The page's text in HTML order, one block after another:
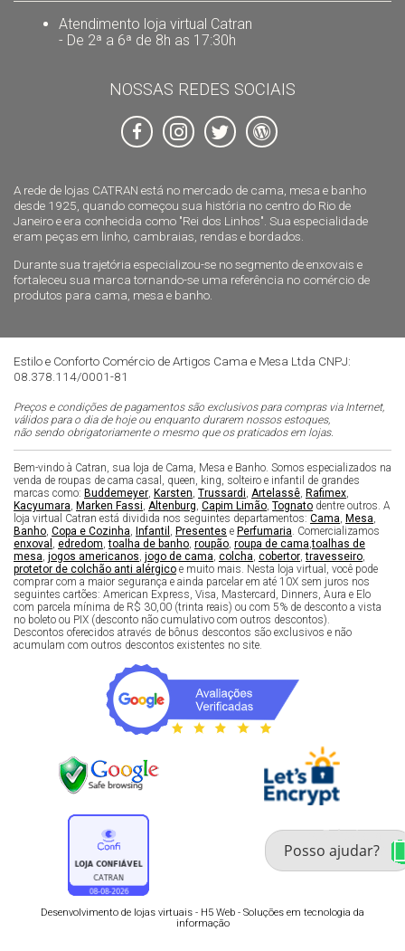
A rede de lojas CATRAN está no mercado de cama, mesa e banho
desde 1925, quando começou sua história no centro do Rio de
Janeiro e era conhecida como "Rei dos Linhos". Sua especialidade
eram peças em linho, cambraias, rendas e bordados.
Durante sua trajetória especializou-se no segmento de enxovais e
fortaleceu sua marca tornando-se uma referência no comércio de
produtos para cama, mesa e banho.
Atendimento loja virtual Catran
- De 2ª a 6ª de 8h as 17:30h
NOSSAS REDES SOCIAIS
Estilo e Conforto Comércio de Artigos Cama e Mesa Ltda CNPJ:
08.378.114/0001-81
Preços e condições de pagamentos são exclusivos para compras via Internet,
válidos para o dia de hoje ou enquanto durarem nossos estoques,
não sendo obrigatoriamente o mesmo que os praticados em lojas.
Bem-vindo à Catran, sua loja de Cama, Mesa e Banho. Somos especializados na
venda de roupas de cama casal, queen, king, solteiro e infantil de grandes
marcas como: Buddemeyer, Karsten, Trussardi, Artelassê, Rafimex,
Kacyumara, Marken Fassi, Altenburg, Capim Limão, Tognato dentre outros. A
loja virtual Catran está dividida nos seguintes departamentos: Cama, Mesa,
Banho, Copa e Cozinha, Infantil , Presentes e Perfumaria. Comercializamos
enxoval , edredom,toalha de banho, roupão, roupa de cama,toalhas de
mesa, jogos americanos, jogo de cama, colcha, cobertor,travesseiro,
protetor de colchão anti alérgico e muito mais. Nesta loja virtual, você pode
comprar com a maior segurança e ainda parcelar em até 10X sem juros nos
seguintes cartões: American Express, Visa, Mastercard, Dinners, Aura e Elo
com parcela mínima de R$ 30,00 (trinta reais) ou com 5% de desconto a vista
no boleto ou PIX (desconto não cumulativo com outros descontos).
Descontos oferecidos através de bônus descontos são exclusivos e não
acumulam com outros descontos existentes no site.
Desenvolvimento de lojas virtuais - H5 Web - Soluções em tecnologia da
informação
Fale com um especialista
enxoval